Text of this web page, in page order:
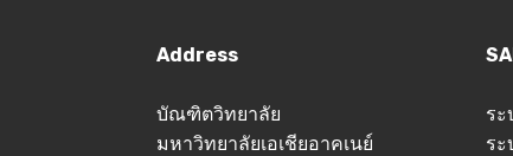
Address
บัณฑิตวิทยาลัย
มหาวิทยาลัยเอเชียอาคเนย์
ร
ร